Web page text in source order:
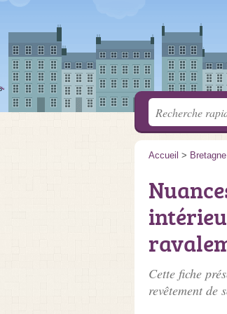
Accueil > Bretagne
Cette fiche
revêtement de